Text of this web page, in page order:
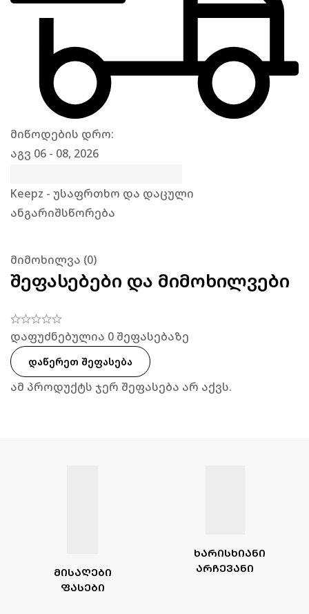
მიწოდების დრო:
აგვ 06 - 08, 2026
Keepz - უსაფრთხო და დაცული
ანგარიშსწორება
მიმოხილვა (0)
შეფასებები და მიმოხილვები
დაფუძნებულია 0 შეფასებაზე
ᲓᲐᲬᲔᲠᲔᲗ ᲨᲔᲤᲐᲡᲔᲑᲐ
ამ პროდუქტს ჯერ შეფასება არ აქვს.
ᲮᲐᲠᲘᲡᲮᲘᲐᲜᲘ
ᲐᲠᲩᲔᲕᲐᲜᲘ
ᲛᲘᲡᲐᲦᲔᲑᲘ
ᲤᲐᲡᲔᲑᲘ